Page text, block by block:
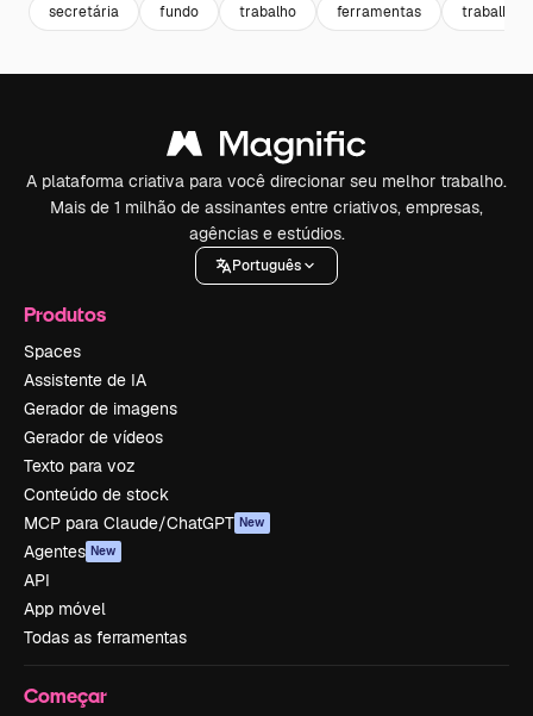
secretária fundo trabalho ferramentas trabalho
A plataforma criativa para você direcionar seu melhor trabalho.
Mais de 1 milhão de assinantes entre criativos, empresas,
agências e estúdios.
Português
Produtos
Spaces
Assistente de IA
Gerador de imagens
Gerador de vídeos
Texto para voz
Conteúdo de stock
MCP para Claude/ChatGPT New
Agentes New
API
App móvel
Todas as ferramentas
Começar